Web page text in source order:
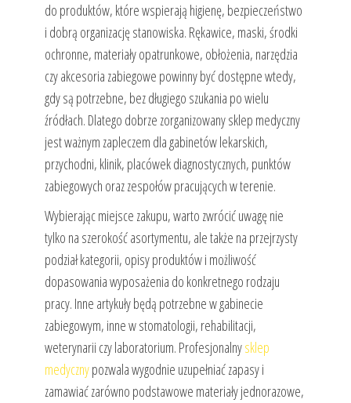
do produktów, które wspierają higienę, bezpieczeństwo
i dobrą organizację stanowiska. Rękawice, maski, środki
ochronne, materiały opatrunkowe, obłożenia, narzędzia
czy akcesoria zabiegowe powinny być dostępne wtedy,
gdy są potrzebne, bez długiego szukania po wielu
źródłach. Dlatego dobrze zorganizowany sklep medyczny
jest ważnym zapleczem dla gabinetów lekarskich,
przychodni, klinik, placówek diagnostycznych, punktów
zabiegowych oraz zespołów pracujących w terenie.
Wybierając miejsce zakupu, warto zwrócić uwagę nie
tylko na szerokość asortymentu, ale także na przejrzysty
podział kategorii, opisy produktów i możliwość
dopasowania wyposażenia do konkretnego rodzaju
pracy. Inne artykuły będą potrzebne w gabinecie
zabiegowym, inne w stomatologii, rehabilitacji,
weterynarii czy laboratorium. Profesjonalnysklep
medycznypozwala wygodnie uzupełniać zapasy i
zamawiać zarówno podstawowe materiały jednorazowe,